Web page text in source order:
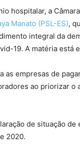
hospitalar, a
Manato (PSL-ES),
integral da
19. A matéria está
as empresas de
ao priorizar o
de situação
2020.